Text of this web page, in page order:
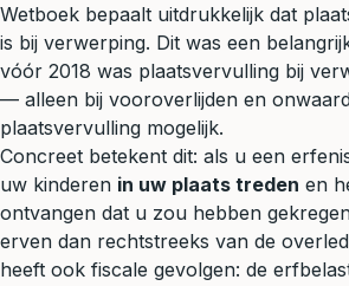
Wetboek bepaalt uitdrukkelijk dat
is bij verwerping. Dit was een
vóór 2018 was plaatsvervulling bij
— alleen bij vooroverlijden en
plaatsvervulling mogelijk.
Concreet betekent dit: als u een
uw kinderen in uw plaats treden en
ontvangen dat u zou hebben
erven dan rechtstreeks van de
heeft ook fiscale gevolgen: de